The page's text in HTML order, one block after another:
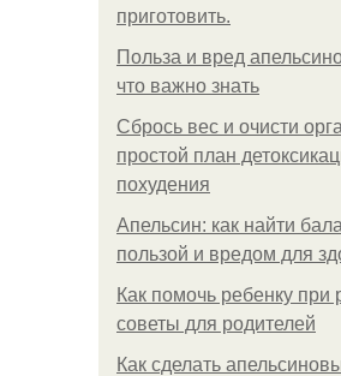
приготовить.
Польза и вред
что важно знать
Сбрось вес и очисти
простой план
похудения
Апельсин: как найти
пользой и вредом для
Как помочь ребенку при
советы для родителей
Как сделать